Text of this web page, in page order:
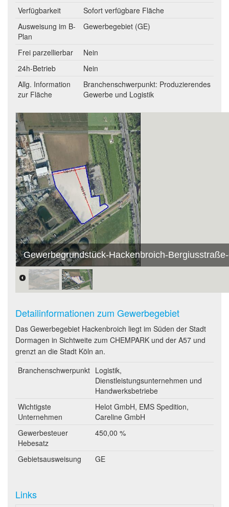
Verfügbarkeit
Sofort verfügbare Fläche
Ausweisung im B-
Plan
Gewerbegebiet (GE)
Frei parzellierbar
Nein
24h-Betrieb
Nein
Allg. Information
zur Fläche
Branchenschwerpunkt: Produzierendes
Gewerbe und Logistik
Gewerbegrundstück-Hackenbroich-
Detailinformationen zum Gewerbegebiet
Das Gewerbegebiet Hackenbroich liegt im Süden der Stadt
Dormagen in Sichtweite zum CHEMPARK und der A57 und
grenzt an die Stadt Köln an.
Branchenschwerpunkt Logistik,
Dienstleistungsunternehmen und
Handwerksbetriebe
Wichtigste
Unternehmen
Helot GmbH, EMS Spedition,
Careline GmbH
Gewerbesteuer
Hebesatz
450,00 %
Gebietsausweisung GE
Links